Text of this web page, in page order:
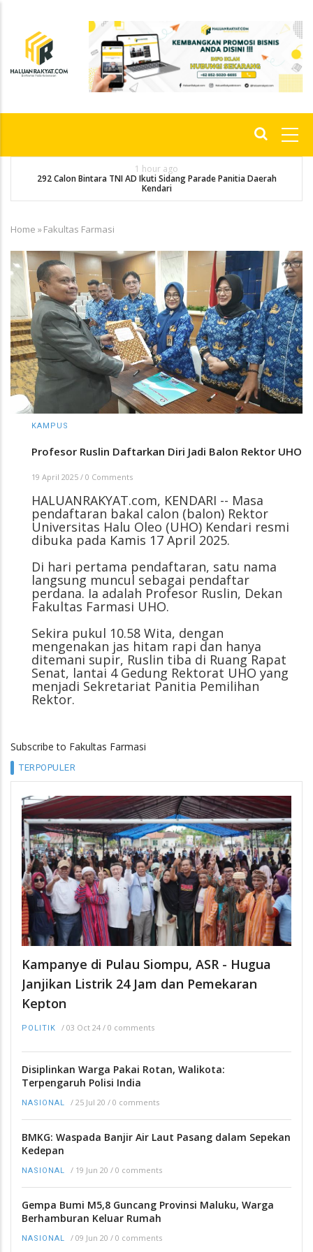
content
1 hour ago
292 Calon Bintara TNI AD Ikuti Sidang Parade Panitia Daerah
Kendari
Breadcrumb
Home »Fakultas Farmasi
KAMPUS
Profesor Ruslin Daftarkan Diri Jadi Balon Rektor UHO
19 April 2025 / 0 Comments
HALUANRAKYAT.com, KENDARI -- Masa
pendaftaran bakal calon (balon) Rektor
Universitas Halu Oleo (UHO) Kendari resmi
dibuka pada Kamis 17 April 2025.
Di hari pertama pendaftaran, satu nama
langsung muncul sebagai pendaftar
perdana. Ia adalah Profesor Ruslin, Dekan
Fakultas Farmasi UHO.
Sekira pukul 10.58 Wita, dengan
mengenakan jas hitam rapi dan hanya
ditemani supir, Ruslin tiba di Ruang Rapat
Senat, lantai 4 Gedung Rektorat UHO yang
menjadi Sekretariat Panitia Pemilihan
Rektor.
Subscribe to Fakultas Farmasi
TERPOPULER
Kampanye di Pulau Siompu, ASR - Hugua
Janjikan Listrik 24 Jam dan Pemekaran
Kepton
POLITIK / 03 Oct 24 / 0 comments
Disiplinkan Warga Pakai Rotan, Walikota:
Terpengaruh Polisi India
NASIONAL / 25 Jul 20 / 0 comments
BMKG: Waspada Banjir Air Laut Pasang dalam Sepekan
Kedepan
NASIONAL / 19 Jun 20 / 0 comments
Gempa Bumi M5,8 Guncang Provinsi Maluku, Warga
Berhamburan Keluar Rumah
NASIONAL / 09 Jun 20 / 0 comments